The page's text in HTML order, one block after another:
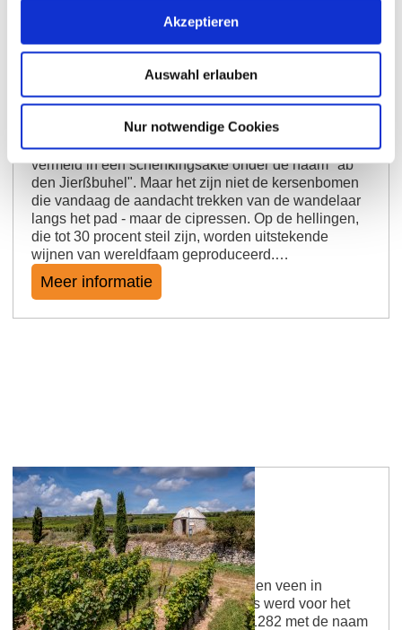
Akzeptieren
Auswahl erlauben
Nur notwendige Cookies
Kunnen kersenbomen spelen? Heerlijke wijnen
spelen rond de tong! Nee, dit is geen verwijzing naar
de kerk, die vaak waardevolle grond bezat. De naam
heeft geen religieuze verwijzing, maar betekent
"heuvel bedekt met kersenbomen". Het werd in 1348
vermeld in een schenkingsakte onder de naam "ab
den Jierßbuhel". Maar het zijn niet de kersenbomen
die vandaag de aandacht trekken van de wandelaar
langs het pad - maar de cipressen. Op de hellingen,
die tot 30 procent steil zijn, worden uitstekende
wijnen van wereldfaam geproduceerd.…
Meer informatie
Westhofener Morstein
Wereldberoemd en rijk aan steen Een veen in
Rheinhessen? Zeker niet. De plaats werd voor het
eerst vermeld in een document uit 1282 met de naam